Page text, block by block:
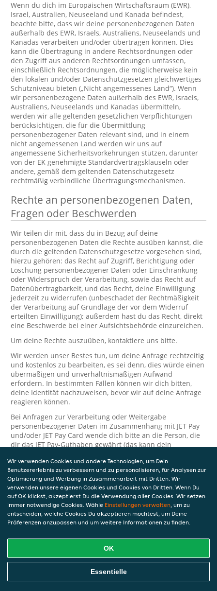
Wenn du dich im Europäischen Wirtschaftsraum (EWR),
Israel, Australien, Neuseeland und Kanada befindest,
beachte bitte, dass wir deine personenbezogenen Daten
außerhalb des EWR, Israels, Australiens, Neuseelands und
Kanadas verarbeiten und/oder übertragen können. Dies
kann die Übertragung in andere Rechtsordnungen oder
den Zugriff aus anderen Rechtsordnungen umfassen,
einschließlich Rechtsordnungen, die möglicherweise kein
den lokalen und/oder Datenschutzgesetzen gleichwertiges
Schutzniveau bieten („Nicht angemessenes Land“). Wenn
wir personenbezogene Daten außerhalb des EWR, Israels,
Australiens, Neuseelands und Kanadas übermitteln,
werden wir alle geltenden gesetzlichen Verpflichtungen
berücksichtigen, die für die Übermittlung
personenbezogener Daten relevant sind, und in einem
nicht angemessenen Land werden wir uns auf
angemessene Sicherheitsvorkehrungen stützen, darunter
von der EK genehmigte Standardvertragsklauseln oder
andere, gemäß dem geltenden Datenschutzgesetz
rechtmäßig verbindliche Übertragungsmechanismen.
Rechte an personenbezogenen Daten,
Fragen oder Beschwerden
Wir teilen dir mit, dass du in Bezug auf deine
personenbezogenen Daten die Rechte ausüben kannst, die
durch die geltenden Datenschutzgesetze vorgesehen sind,
hierzu gehören: das Recht auf Zugriff, Berichtigung oder
Löschung personenbezogener Daten oder Einschränkung
oder Widerspruch der Verarbeitung, sowie das Recht auf
Datenübertragbarkeit, und das Recht, deine Einwilligung
jederzeit zu widerrufen (unbeschadet der Rechtmäßigkeit
der Verarbeitung auf Grundlage der vor dem Widerruf
erteilten Einwilligung); außerdem hast du das Recht, direkt
eine Beschwerde bei einer Aufsichtsbehörde einzureichen.
Um deine Rechte auszuüben, kontaktiere uns bitte.
Wir werden unser Bestes tun, um deine Anfrage rechtzeitig
und kostenlos zu bearbeiten, es sei denn, dies würde einen
übermäßigen und unverhältnismäßigen Aufwand
erfordern. In bestimmten Fällen können wir dich bitten,
deine Identität nachzuweisen, bevor wir auf deine Anfrage
reagieren können.
Bei Anfragen zur Verarbeitung oder Weitergabe
personenbezogener Daten im Zusammenhang mit JET Pay
und/oder JET Pay Card wende dich bitte an die Person, die
dir das JET Pay-Guthaben gewährt (das kann dein
erforderlich, da JET und die Person, die dir das Guthaben
gewährt, eine separate Verantwortung für die Verarbeitung
und den Schutz deiner personenbezogenen Daten haben.
Solltest du weitere Fragen oder Beschwerden in Bezug auf
die Verarbeitung deiner personenbezogenen Daten haben,
kontaktieren wir dich gerne. Wir würden uns auch über
Tipps oder Vorschläge zur Verbesserung unserer Erklärung
JET nimmt den Schutz personenbezogener Daten sehr ernst
und daher ergreifen wir angemessene Maßnahmen, um
Wir verwenden Cookies und andere Technologien, um Dein
Benutzererlebnis zu verbessern und zu personalisieren, für Analysen zur
Optimierung und Werbung in Zusammenarbeit mit Dritten. Wir
verwenden unsere eigenen Cookies und Cookies von Dritten. Wenn Du
auf OK klickst, akzeptierst Du die Verwendung aller Cookies. Wir setzen
immer notwendige Cookies. Wähle Einstellungen verwalten, um zu
entscheiden, welche Cookies Du akzeptieren möchtest, um Deine
Präferenzen anzupassen und um weitere Informationen zu finden.
OK
Essentielle